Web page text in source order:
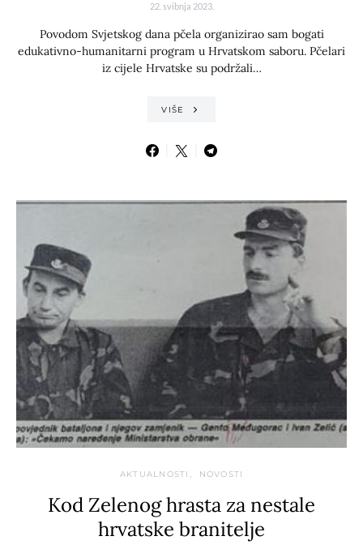
22. svibnja 2023.
Povodom Svjetskog dana pčela organizirao sam bogati
edukativno-humanitarni program u Hrvatskom saboru. Pčelari
iz cijele Hrvatske su podržali…
VIŠE
AKTUALNOSTI NOVOSTI
Kod Zelenog hrasta za nestale
hrvatske branitelje